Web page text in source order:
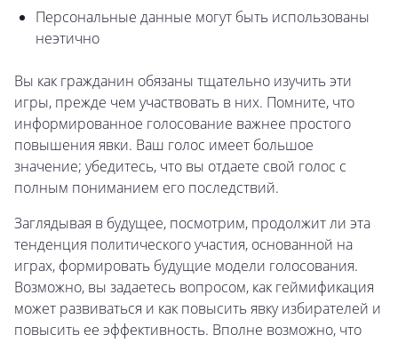
Персональные данные могут быть использованы
неэтично
Вы как гражданин обязаны тщательно изучить эти
игры, прежде чем участвовать в них. Помните, что
информированное голосование важнее простого
повышения явки. Ваш голос имеет большое
значение; убедитесь, что вы отдаете свой голос с
полным пониманием его последствий.
Заглядывая в будущее, посмотрим, продолжит ли эта
тенденция политического участия, основанной на
играх, формировать будущие модели голосования.
Возможно, вы задаетесь вопросом, как геймификация
может развиваться и как повысить явку избирателей и
повысить ее эффективность. Вполне возможно, что